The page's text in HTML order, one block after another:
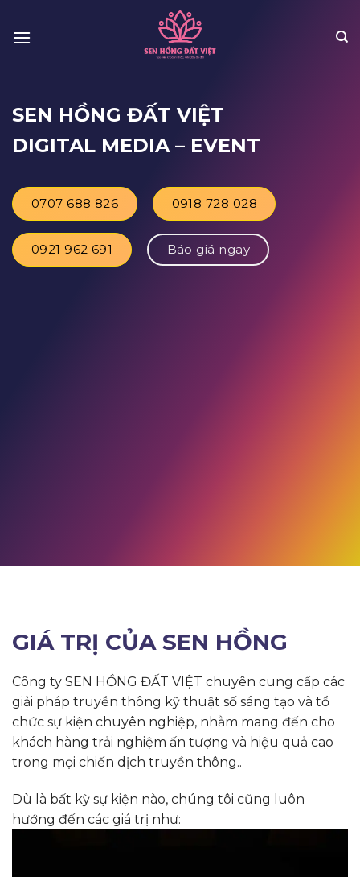
SEN HỒNG ĐẤT VIỆT
DIGITAL MEDIA – EVENT
0707 688 826 0918 728 028
0921 962 691 Báo giá ngay
GIÁ TRỊ CỦA SEN HỒNG
Công ty SEN HỒNG ĐẤT VIỆT chuyên cung cấp các
giải pháp truyền thông kỹ thuật số sáng tạo và tổ
chức sự kiện chuyên nghiệp, nhằm mang đến cho
khách hàng trải nghiệm ấn tượng và hiệu quả cao
trong mọi chiến dịch truyền thông..
Dù là bất kỳ sự kiện nào, chúng tôi cũng luôn
hướng đến các giá trị như: